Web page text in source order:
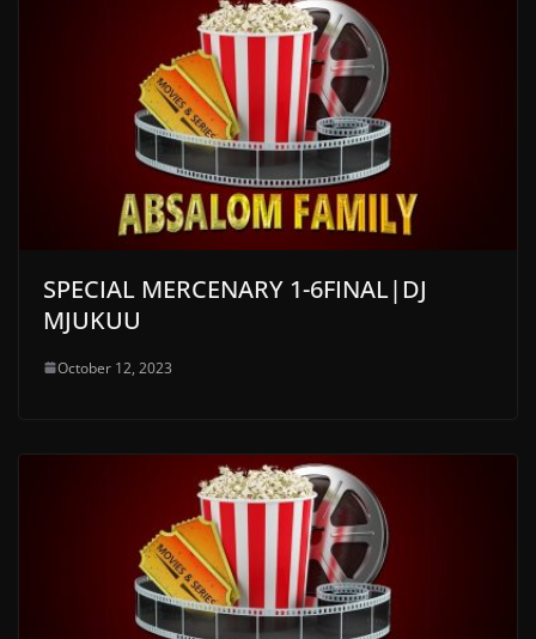
SPECIAL MERCENARY 1-6FINAL|DJ
MJUKUU
October 12, 2023